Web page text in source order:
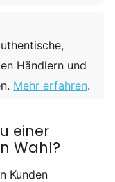
Händlern und
Mehr erfahren.
einer
Wahl?
Kunden